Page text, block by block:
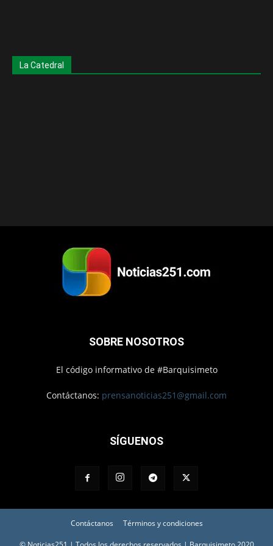
La Catedral
SOBRE NOSOTROS
El código informativo de #Barquisimeto
Contáctanos: prensanoticias251@gmail.com
SÍGUENOS
Contáctanos Términos y condiciones